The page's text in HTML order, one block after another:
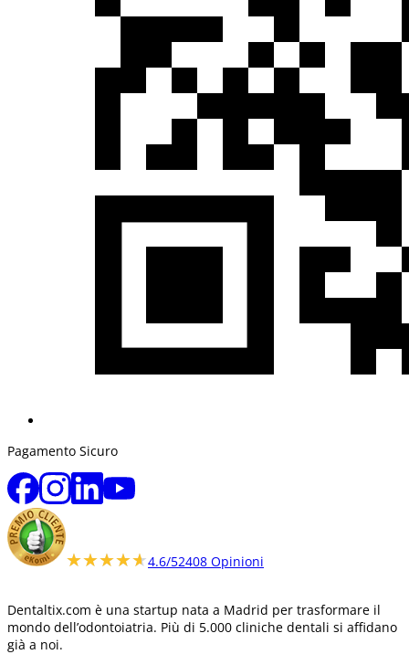
Pagamento Sicuro
★★★★★
★★★★★4.6/52408 Opinioni
Dentaltix.com è una startup nata a Madrid per trasformare il
mondo dell’odontoiatria. Più di 5.000 cliniche dentali si affidano
già a noi.